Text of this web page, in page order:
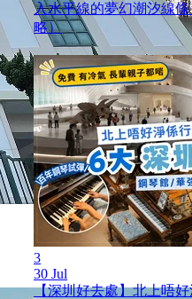
入水平線的夢幻潮汐線
略）
3
30 Jul
【深圳好去處】北上唔